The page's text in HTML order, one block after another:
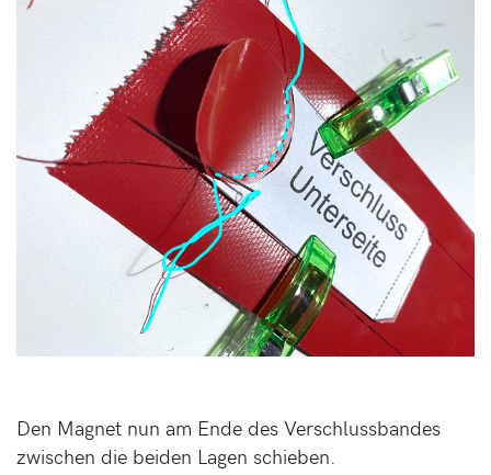
Den Magnet nun am Ende des Verschlussbandes
zwischen die beiden Lagen schieben.